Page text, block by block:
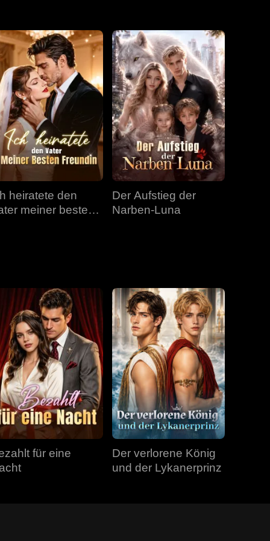
Folge 34 Folge 35 Folge 36
Folge 37 Folge 38 Folge 39
Folge 40
heiratete den
meiner besten
Der Aufstieg der
Narben-Luna
für eine
Der verlorene König
und der Lykanerprinz